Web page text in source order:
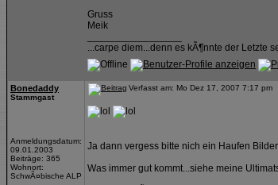
Gruss
Meik
...carpe diem...denn es kÃ¶nnte der Letzte
Bonedaddy
Stammgast
Anmeldungsdatum:
09.01.2003
Beiträge: 365
Wohnort:
SchwÃ¤bische ALP
Verfasst am: Mo Dez 17, 2007 7:17
Ja dann vergess bitte nich ein Haufen
Was immer gut kommt...siehe meine